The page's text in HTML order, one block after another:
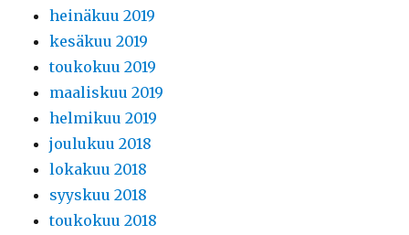
heinäkuu 2019
kesäkuu 2019
toukokuu 2019
maaliskuu 2019
helmikuu 2019
joulukuu 2018
lokakuu 2018
syyskuu 2018
toukokuu 2018